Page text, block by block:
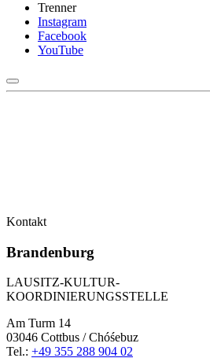
Trenner
Instagram
Facebook
YouTube
Kontakt
Brandenburg
LAUSITZ-KULTUR-
KOORDINIERUNGSSTELLE
Am Turm 14
03046 Cottbus / Chóśebuz
Tel.: +49 355 288 904 02